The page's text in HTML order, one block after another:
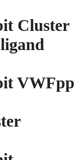
Cluster
VWFpp